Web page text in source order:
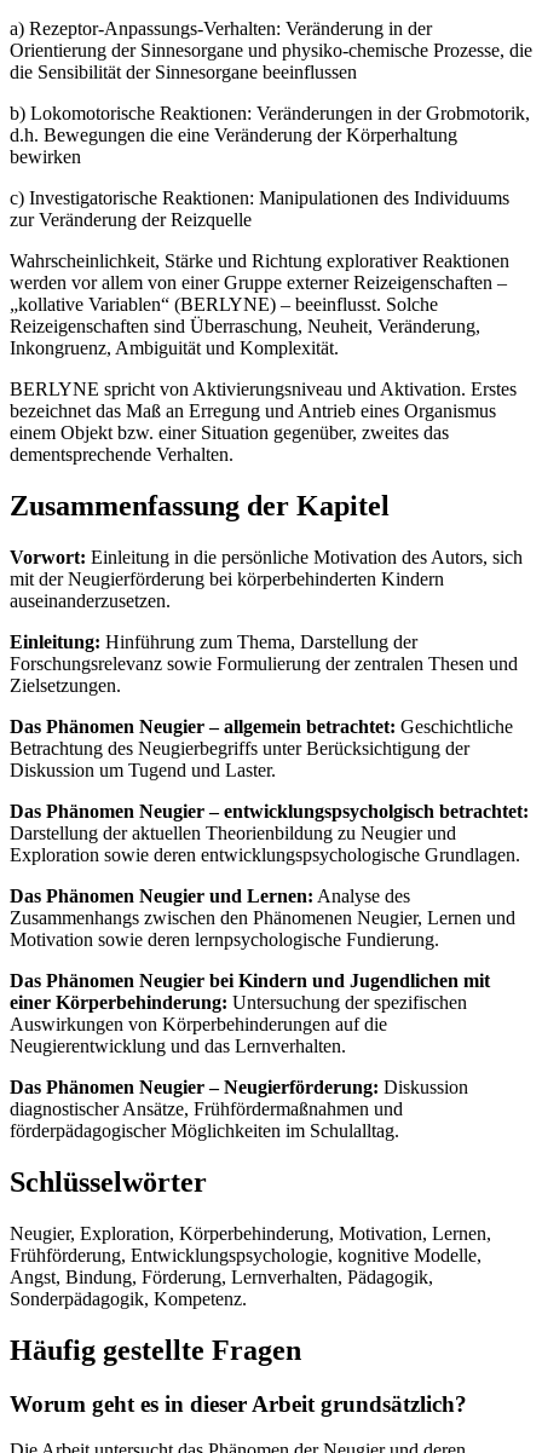
a) Rezeptor-Anpassungs-Verhalten: Veränderung in der
Orientierung der Sinnesorgane und physiko-chemische Prozesse, die
die Sensibilität der Sinnesorgane beeinflussen
b) Lokomotorische Reaktionen: Veränderungen in der Grobmotorik,
d.h. Bewegungen die eine Veränderung der Körperhaltung
bewirken
c) Investigatorische Reaktionen: Manipulationen des Individuums
zur Veränderung der Reizquelle
Wahrscheinlichkeit, Stärke und Richtung explorativer Reaktionen
werden vor allem von einer Gruppe externer Reizeigenschaften –
„kollative Variablen“ (BERLYNE) – beeinflusst. Solche
Reizeigenschaften sind Überraschung, Neuheit, Veränderung,
Inkongruenz, Ambiguität und Komplexität.
BERLYNE spricht von Aktivierungsniveau und Aktivation. Erstes
bezeichnet das Maß an Erregung und Antrieb eines Organismus
einem Objekt bzw. einer Situation gegenüber, zweites das
dementsprechende Verhalten.
Zusammenfassung der Kapitel
Vorwort: Einleitung in die persönliche Motivation des Autors, sich
mit der Neugierförderung bei körperbehinderten Kindern
auseinanderzusetzen.
Einleitung: Hinführung zum Thema, Darstellung der
Forschungsrelevanz sowie Formulierung der zentralen Thesen und
Zielsetzungen.
Das Phänomen Neugier – allgemein betrachtet: Geschichtliche
Betrachtung des Neugierbegriffs unter Berücksichtigung der
Diskussion um Tugend und Laster.
Das Phänomen Neugier – entwicklungspsycholgisch betrachtet:
Darstellung der aktuellen Theorienbildung zu Neugier und
Exploration sowie deren entwicklungspsychologische Grundlagen.
Das Phänomen Neugier und Lernen: Analyse des
Zusammenhangs zwischen den Phänomenen Neugier, Lernen und
Motivation sowie deren lernpsychologische Fundierung.
Das Phänomen Neugier bei Kindern und Jugendlichen mit
einer Körperbehinderung: Untersuchung der spezifischen
Auswirkungen von Körperbehinderungen auf die
Neugierentwicklung und das Lernverhalten.
Das Phänomen Neugier – Neugierförderung: Diskussion
diagnostischer Ansätze, Frühfördermaßnahmen und
förderpädagogischer Möglichkeiten im Schulalltag.
Schlüsselwörter
Neugier, Exploration, Körperbehinderung, Motivation, Lernen,
Frühförderung, Entwicklungspsychologie, kognitive Modelle,
Angst, Bindung, Förderung, Lernverhalten, Pädagogik,
Sonderpädagogik, Kompetenz.
Häufig gestellte Fragen
Worum geht es in dieser Arbeit grundsätzlich?